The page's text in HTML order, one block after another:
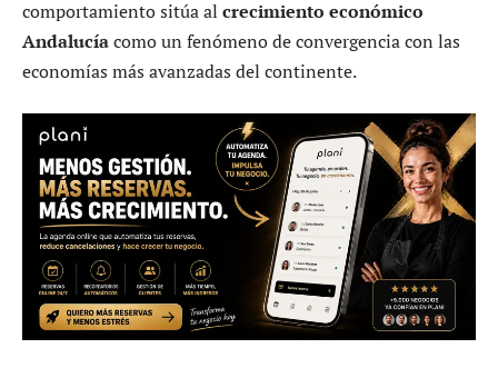
comportamiento sitúa al crecimiento económico
Andalucíacomo un fenómeno de convergencia con las
economías más avanzadas del continente.